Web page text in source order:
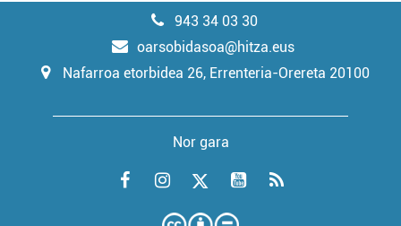
943 34 03 30
oarsobidasoa@hitza.eus
Nafarroa etorbidea 26, Errenteria-Orereta 20100
Nor gara